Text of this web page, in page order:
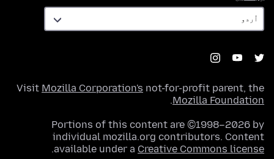
Visit Mozilla Corporation's not-for-profit parent, the
Mozilla Foundation
.
Portions of this content are ©1998–2026 by
individual mozilla.org contributors. Content
available under a Creative Commons license
.